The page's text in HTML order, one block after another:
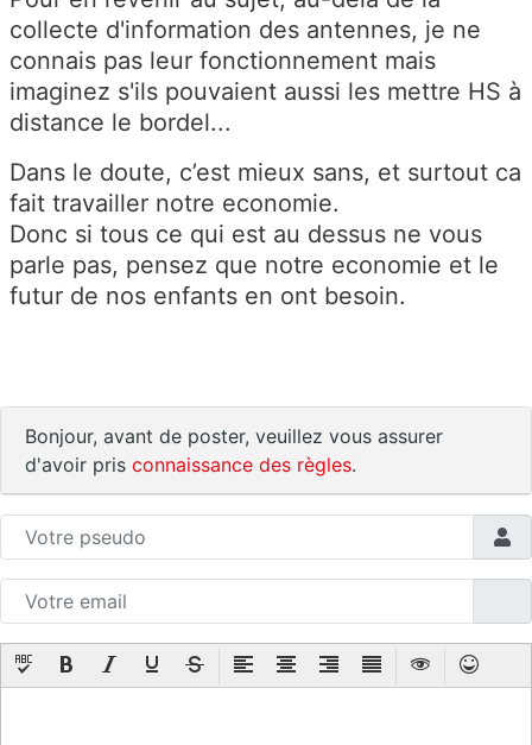
collecte d'information des antennes, je ne
connais pas leur fonctionnement mais
imaginez s'ils pouvaient aussi les mettre HS à
distance le bordel...
Dans le doute, c’est mieux sans, et surtout ca
fait travailler notre economie.
Donc si tous ce qui est au dessus ne vous
parle pas, pensez que notre economie et le
futur de nos enfants en ont besoin.
Bonjour, avant de poster, veuillez vous assurer
d'avoir pris connaissance des règles.